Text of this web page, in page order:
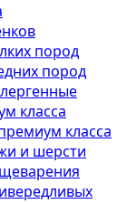
пород
пород
класса
класса
и шерсти